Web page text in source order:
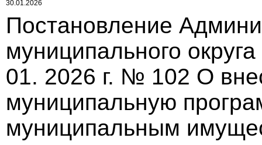
30.01.2026
Постановление
муниципального
01. 2026 г. № 102 О
муниципальную
муниципальным